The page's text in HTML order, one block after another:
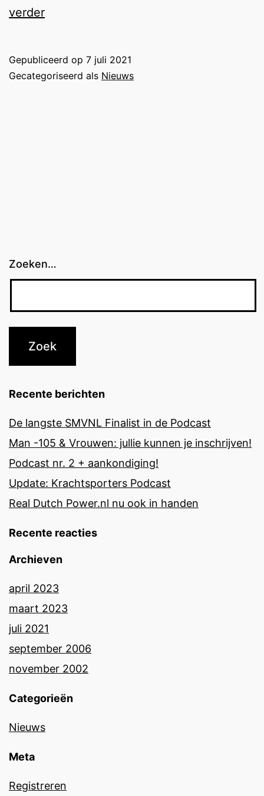
verderHallo
Gepubliceerd op 7 juli 2021
Gecategoriseerd als Nieuws
Zoeken…
Recente berichten
De langste SMVNL Finalist in de Podcast
Man -105 & Vrouwen: jullie kunnen je inschrijven!
Podcast nr. 2 + aankondiging!
Update: Krachtsporters Podcast
Real Dutch Power.nl nu ook in handen
Recente reacties
Archieven
april 2023
maart 2023
juli 2021
september 2006
november 2002
Categorieën
Nieuws
Meta
Registreren